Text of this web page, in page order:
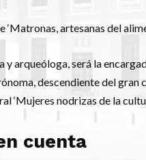
artesanas del
arqueóloga, será la
descendiente del
‘Mujeres nodrizas de la
cuenta